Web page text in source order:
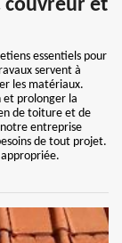
couvreur et
essentiels pour
servent à
les matériaux.
et prolonger la
de toiture et de
notre entreprise
de tout projet.